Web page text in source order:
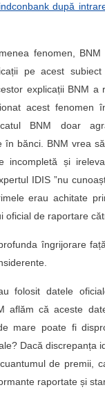
și
în vizorul societății
după
fenomen,
pe acest
explicații BNM a
acest fenomen
BNM doar
în bănci. BNM vrea
incompletă și
IDIS ”nu
erau achitate
oficial de raportare
îngrijorare
folosit datele
aflăm că aceste
mare poate fi
Dacă discrepanța
de premii,
raportate și